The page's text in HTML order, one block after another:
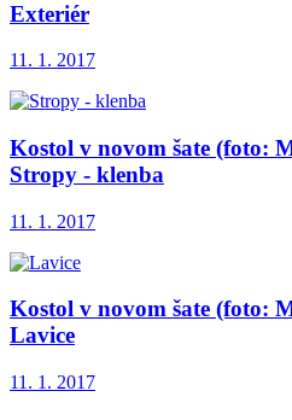
Exteriér
11. 1. 2017
Kostol v novom šate (foto:
Stropy - klenba
11. 1. 2017
Kostol v novom šate (foto:
Lavice
11. 1. 2017